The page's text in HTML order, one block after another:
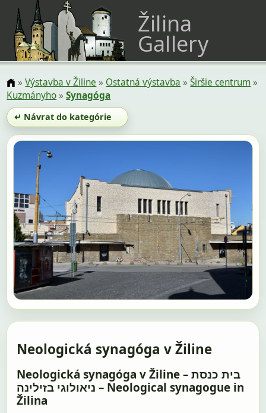
Žilina
Gallery
»Výstavba v Žiline » Ostatná výstavba »Širšie centrum »
Kuzmányho»Synagóga
↵ Návrat do kategórie
Neologická synagóga v Žiline
Neologická synagóga v Žiline – בית כנסת
ניאולוגי בזילינה – Neological synagogue in
Žilina